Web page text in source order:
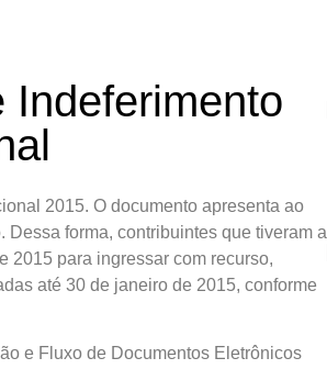
Indeferimento
2015. O documento apresenta ao
forma, contribuintes que tiveram a
2015 para ingressar com recurso,
até 30 de janeiro de 2015, conforme
e Fluxo de Documentos Eletrônicos